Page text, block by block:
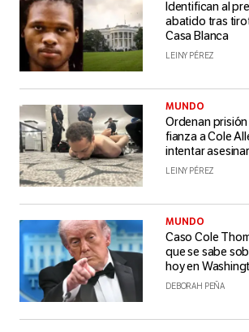
Identifican al
abatido tras
Casa Blanca
LEINY PÉREZ
MUNDO
Ordenan
fianza a Cole
intentar
LEINY PÉREZ
MUNDO
Caso Cole
que se sabe
hoy en
DEBORAH PEÑA